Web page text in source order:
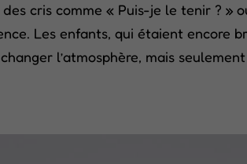
cris comme « Puis-je le tenir ? »
Les enfants, qui étaient encore
l’atmosphère, mais seulement